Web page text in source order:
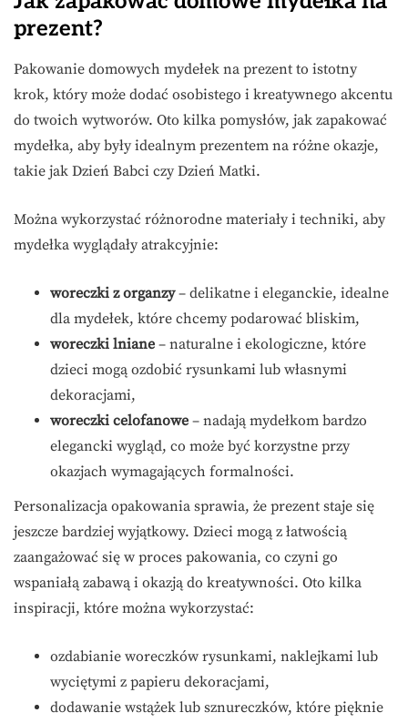
prezent?
Pakowanie domowych mydełek na prezent to istotny
krok, który może dodać osobistego i kreatywnego akcentu
do twoich wytworów. Oto kilka pomysłów, jak zapakować
mydełka, aby były idealnym prezentem na różne okazje,
takie jak Dzień Babci czy Dzień Matki.
Można wykorzystać różnorodne materiały i techniki, aby
mydełka wyglądały atrakcyjnie:
woreczki z organzy– delikatne i eleganckie, idealne
dla mydełek, które chcemy podarować bliskim,
woreczki lniane – naturalne i ekologiczne, które
dzieci mogą ozdobić rysunkami lub własnymi
dekoracjami,
woreczki celofanowe – nadają mydełkom bardzo
elegancki wygląd, co może być korzystne przy
okazjach wymagających formalności.
Personalizacja opakowania sprawia, że prezent staje się
jeszcze bardziej wyjątkowy. Dzieci mogą z łatwością
zaangażować się w proces pakowania, co czyni go
wspaniałą zabawą i okazją do kreatywności. Oto kilka
inspiracji, które można wykorzystać:
ozdabianie woreczków rysunkami, naklejkami lub
wyciętymi z papieru dekoracjami,
dodawanie wstążek lub sznureczków, które pięknie